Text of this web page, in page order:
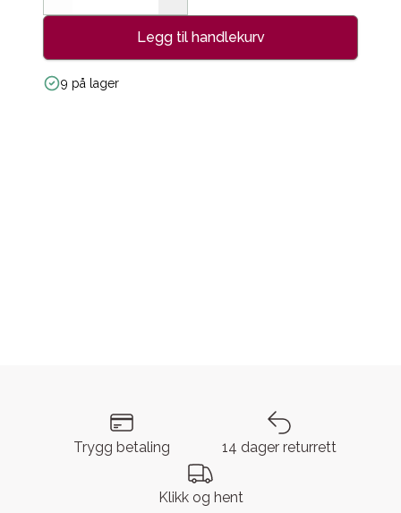
Legg til handlekurv
9 på lager
Trygg betaling 14 dager returrett
Klikk og hent